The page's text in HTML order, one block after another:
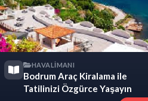
HAVALİMANI
Bodrum Araç Kiralama ile
Tatilinizi Özgürce Yaşayın